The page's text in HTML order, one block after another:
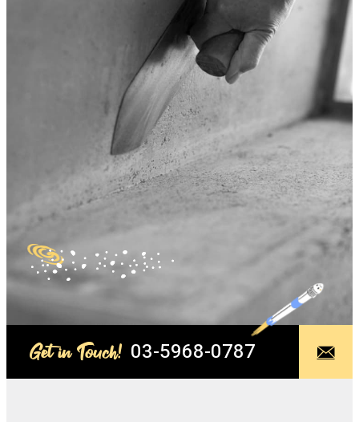
Get in Touch! 03-5968-0787